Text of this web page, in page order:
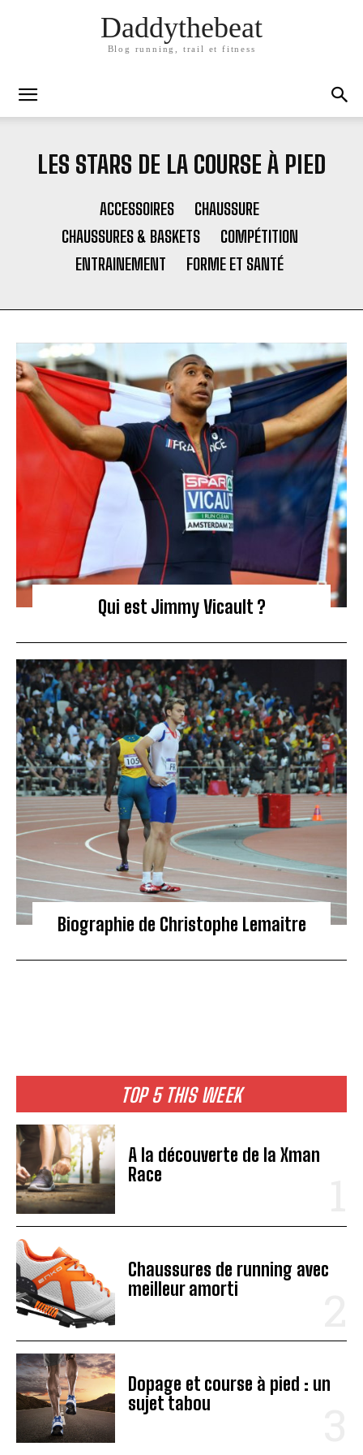
Daddythebeat
Blog running, trail et fitness
LES STARS DE LA COURSE À PIED
ACCESSOIRES
CHAUSSURE
CHAUSSURES & BASKETS
COMPÉTITION
ENTRAINEMENT
FORME ET SANTÉ
Qui est Jimmy Vicault ?
Biographie de Christophe Lemaitre
TOP 5 THIS WEEK
A la découverte de la Xman
Race
Chaussures de running avec
meilleur amorti
Dopage et course à pied : un
sujet tabou